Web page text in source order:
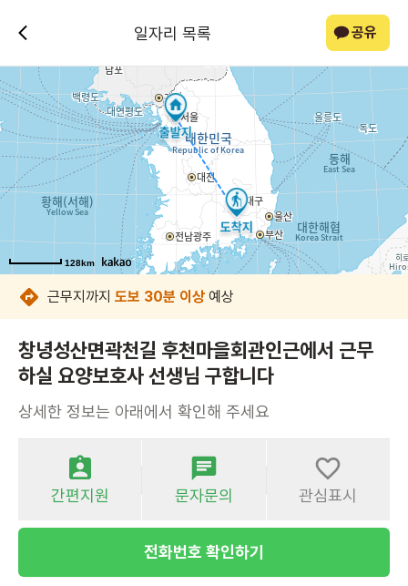
일자리 목록 공유
128km
128km
128km
128km
128km
128km
근무지까지 도보 30분 이상 예상
창녕성산면곽천길 후천마을회관인근에서 근무
하실 요양보호사 선생님 구합니다
상세한 정보는 아래에서 확인해 주세요
간편지원 문자문의 관심표시
전화번호 확인하기